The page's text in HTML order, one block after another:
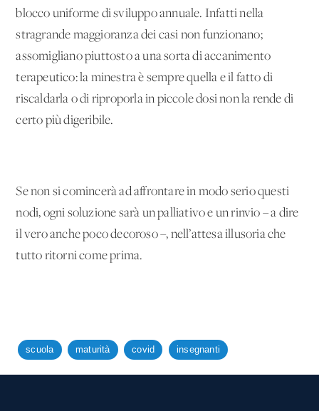
blocco uniforme di sviluppo annuale. Infatti nella
stragrande maggioranza dei casi non funzionano;
assomigliano piuttosto a una sorta di accanimento
terapeutico: la minestra è sempre quella e il fatto di
riscaldarla o di riproporla in piccole dosi non la rende di
certo più digeribile.
Se non si comincerà ad affrontare in modo serio questi
nodi, ogni soluzione sarà un palliativo e un rinvio – a dire
il vero anche poco decoroso –, nell’attesa illusoria che
tutto ritorni come prima.
scuola maturità covid insegnanti